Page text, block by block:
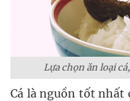
Lựa chọn ăn loại
Cá là nguồn tốt nhất